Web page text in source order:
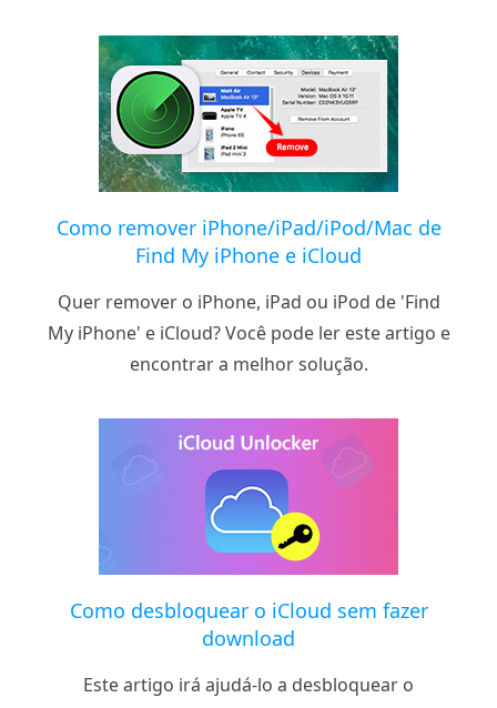
Como remover iPhone/iPad/iPod/Mac de
Find My iPhone e iCloud
Quer remover o iPhone, iPad ou iPod de 'Find
My iPhone' e iCloud? Você pode ler este artigo e
encontrar a melhor solução.
Como desbloquear o iCloud sem fazer
download
Este artigo irá ajudá-lo a desbloquear o